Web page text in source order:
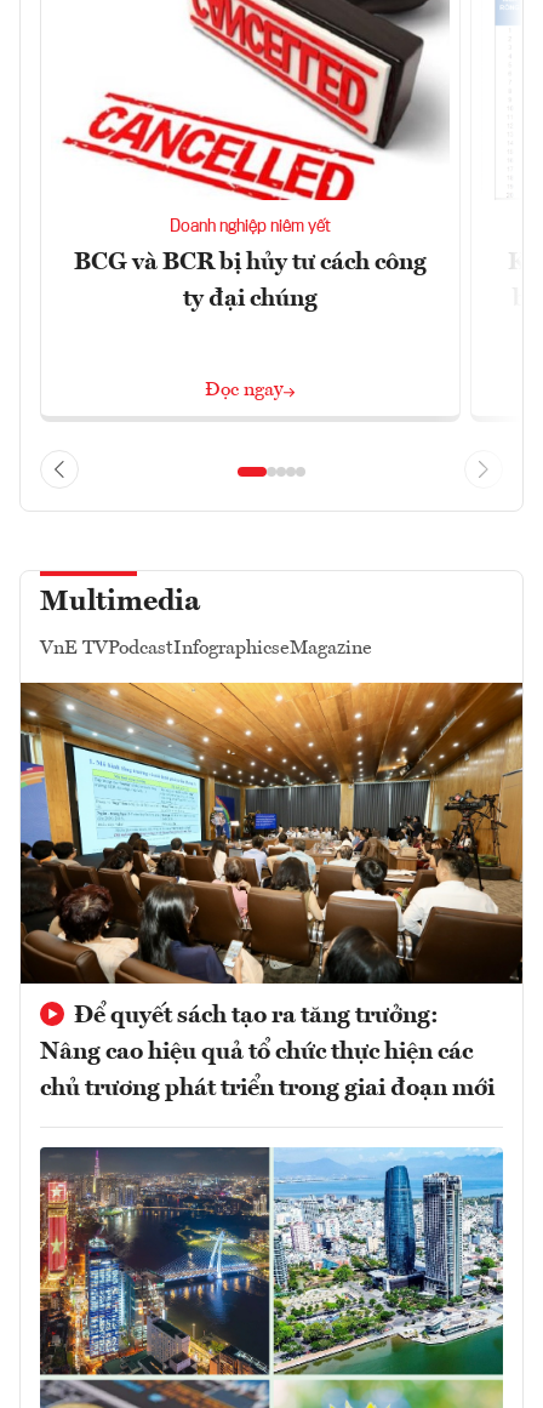
Doanh nghiệp niêm yết
BCG và BCR bị hủy tư cách công
ty đại chúng
Đọc ngay
Multimedia
VnE TVPodcastInfographicseMagazine
Để quyết sách tạo ra tăng trưởng:
Nâng cao hiệu quả tổ chức thực hiện các
chủ trương phát triển trong giai đoạn mới